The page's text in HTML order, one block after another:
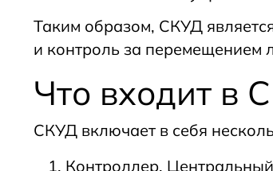
Таким образом, СКУД
и контроль за перемещением
Что входит в
СКУД включает в себя
Контроллер.